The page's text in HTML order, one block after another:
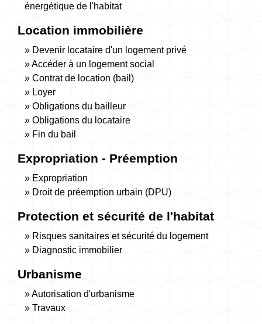
énergétique de l'habitat
Location immobilière
Devenir locataire d'un logement privé
Accéder à un logement social
Contrat de location (bail)
Loyer
Obligations du bailleur
Obligations du locataire
Fin du bail
Expropriation - Préemption
Expropriation
Droit de préemption urbain (DPU)
Protection et sécurité de l'habitat
Risques sanitaires et sécurité du logement
Diagnostic immobilier
Urbanisme
Autorisation d'urbanisme
Travaux